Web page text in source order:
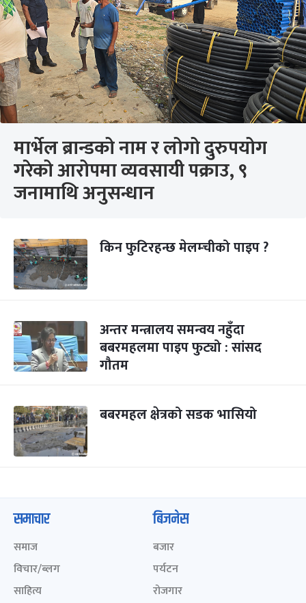
मार्भेल ब्रान्डको नाम र लोगो दुरुपयोग
गरेको आरोपमा व्यवसायी पक्राउ, ९
जनामाथि अनुसन्धान
किन फुटिरहन्छ मेलम्चीको पाइप ?
अन्तर मन्त्रालय समन्वय नहुँदा
बबरमहलमा पाइप फुट्यो : सांसद
गौतम
बबरमहल क्षेत्रको सडक भासियो
समाचार
समाज
विचार/ब्लग
साहित्य
बिजनेस
बजार
पर्यटन
रोजगार